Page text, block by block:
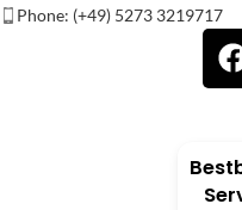
Phone: (+49) 5273 3219717